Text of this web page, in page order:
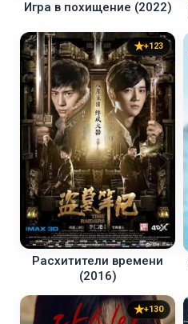
Игра в похищение (2022)
+123
Расхитители времени
(2016)
+130